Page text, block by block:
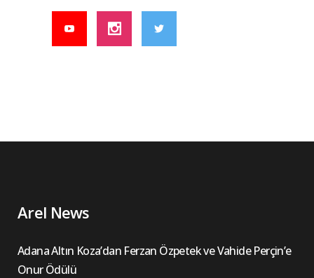
Arel News
Adana Altın Koza’dan Ferzan Özpetek ve Vahide Perçin’e
Onur Ödülü